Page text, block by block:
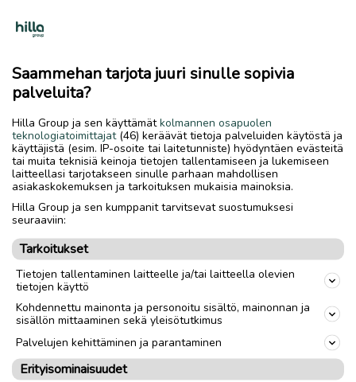
maksaa sen 200 euroa. No ne juopotteli ja
keräämässä tavaransa pois. Ei ne saanu siinä
mitään tehtyä, mutta omahan oli vikansa.
Lähtiessään ne kysy lupaa, että voiko ne jättää
autostaan kakkosnelosta ja letkuja. No, niitä
molempia jäi siihen kankaalle varmaan sata
metriä.
– Toisen kerran tuli yhdestä lomakylästä
naisia. Oli pahin räkkäaika. Ne kysyi saisiko
täällä kokeilla kullanhuuhdontaa. Mä vein
niille vaskoolit ja aloin opettamaan, mutta
eihän niillä tyttösillä ollut kuin minihameet ja
arvaahan sen miten siinä kävi. Nehän alkoi
kirkumaan sääskien takia, ja kaikki juoksi
autoon takasi. Pari poikaa jäi siihen hetkeksi
Saammehan tarjota juuri sinulle sopivia
palveluita?
Hilla Group ja sen käyttämätkolmannen osapuolen
teknologiatoimittajat(46) keräävät tietoja palveluiden käytöstä ja
käyttäjistä (esim. IP-osoite tai laitetunniste) hyödyntäen evästeitä
tai muita teknisiä keinoja tietojen tallentamiseen ja lukemiseen
laitteellasi tarjotakseen sinulle parhaan mahdollisen
asiakaskokemuksen ja tarkoituksen mukaisia mainoksia.
Hilla Group ja sen kumppanit tarvitsevat suostumuksesi
seuraaviin:
Tarkoitukset
Tietojen tallentaminen laitteelle ja/tai laitteella olevien
tietojen käyttö
Kohdennettu mainonta ja personoitu sisältö, mainonnan ja
sisällön mittaaminen sekä yleisötutkimus
Palvelujen kehittäminen ja parantaminen
Erityisominaisuudet